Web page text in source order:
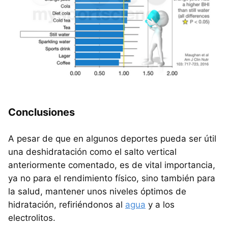
Conclusiones
A pesar de que en algunos deportes pueda ser útil
una deshidratación como el salto vertical
anteriormente comentado, es de vital importancia,
ya no para el rendimiento físico, sino también para
la salud, mantener unos niveles óptimos de
hidratación, refiriéndonos al agua y a los
electrolitos.